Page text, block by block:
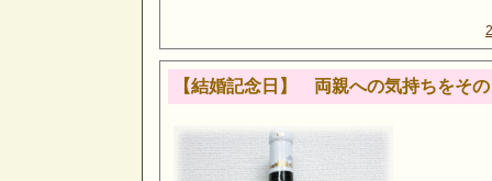
【結婚記念日】 両親への気持ちをそ